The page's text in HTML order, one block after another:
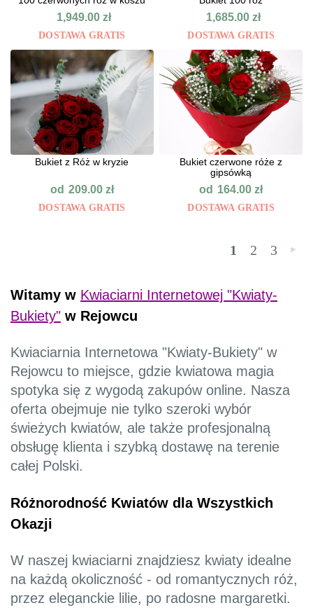
1,949.00zł
DOSTAWA GRATIS
1,685.00 zł
DOSTAWA GRATIS
Bukiet z Róż w kryzie
od 209.00 zł
DOSTAWA GRATIS
Bukiet czerwone róże z
gipsówką
od 164.00zł
DOSTAWA GRATIS
1 2 3 »
Witamy w Kwiaciarni Internetowej "Kwiaty-
Bukiety" w Rejowcu
Kwiaciarnia Internetowa "Kwiaty-Bukiety" w
Rejowcu to miejsce, gdzie kwiatowa magia
spotyka się z wygodą zakupów online. Nasza
oferta obejmuje nie tylko szeroki wybór
świeżych kwiatów, ale także profesjonalną
obsługę klienta i szybką dostawę na terenie
całej Polski.
Różnorodność Kwiatów dla Wszystkich
Okazji
W naszej kwiaciarni znajdziesz kwiaty idealne
na każdą okoliczność - od romantycznych róż,
przez eleganckie lilie, po radosne margaretki.